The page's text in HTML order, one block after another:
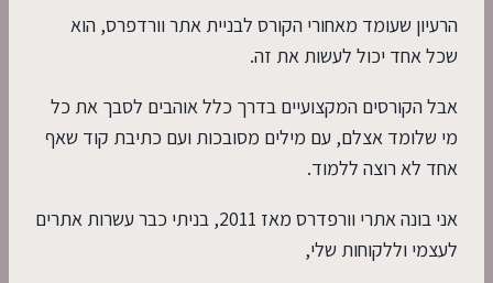
הרעיון שעומד מאחורי הקורס לבניית אתר וורדפרס, הוא
שכל אחד יכול לעשות את זה.
אבל הקורסים המקצועיים בדרך כלל אוהבים לסבך את כל
מי שלומד אצלם, עם מילים מסובכות ועם כתיבת קוד שאף
אחד לא רוצה ללמוד.
אני בונה אתרי וורפדרס מאז 2011, בניתי כבר עשרות אתרים
לעצמי וללקוחות שלי,